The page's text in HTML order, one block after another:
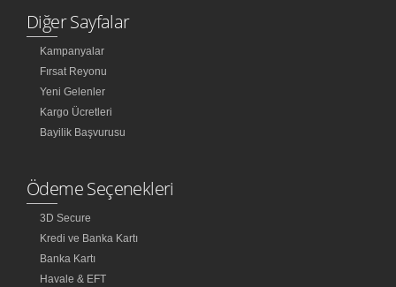
Diğer Sayfalar
Kampanyalar
Fırsat Reyonu
Yeni Gelenler
Kargo Ücretleri
Bayilik Başvurusu
Ödeme Seçenekleri
3D Secure
Kredi ve Banka Kartı
Banka Kartı
Havale & EFT